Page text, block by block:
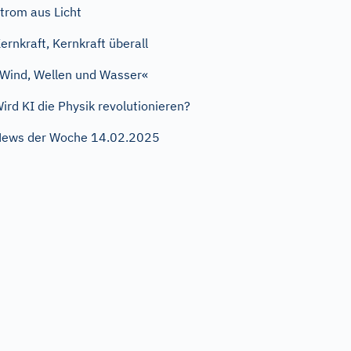
aus Licht
Kernkraft überall
Wellen und Wasser«
KI die Physik revolutionieren?
der Woche 14.02.2025